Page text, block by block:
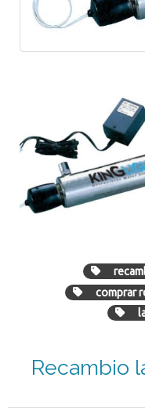
comprar
Recambio